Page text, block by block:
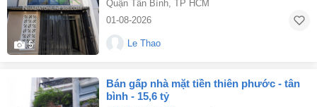
5
Quận Tân Bình TP HCM
01-08-2026
Le Thao
bán gấp nhà mặt tiền thiên phước - tân
bình - 15,6 tỷ